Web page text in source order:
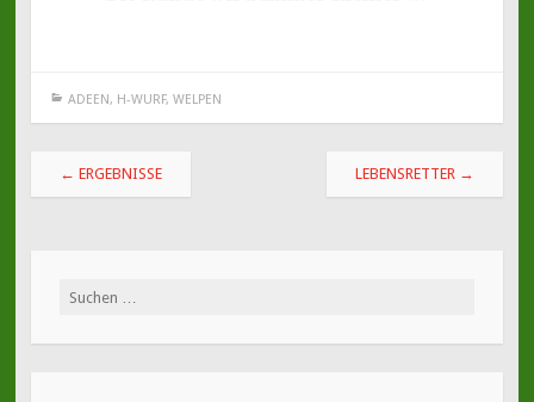
ADEEN, H-WURF, WELPEN
Beitragsnavigation
← ERGEBNISSE LEBENSRETTER →
Suche